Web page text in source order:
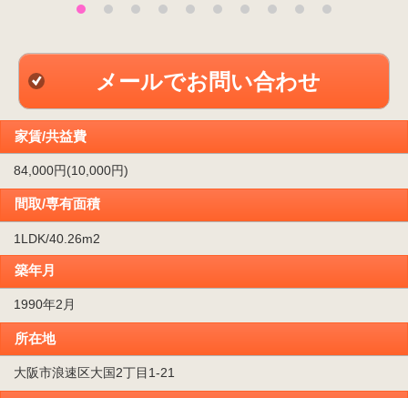
メールでお問い合わせ
家賃/共益費
84,000円(10,000円)
間取/専有面積
1LDK/40.26m2
築年月
1990年2月
所在地
大阪市浪速区大国2丁目1-21